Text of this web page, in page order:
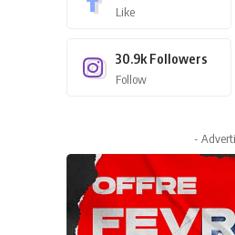
Like
30.9k Followers
Follow
-